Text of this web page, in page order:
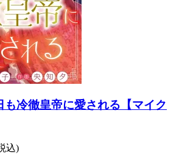
も冷徹皇帝に愛される【マイク
込)